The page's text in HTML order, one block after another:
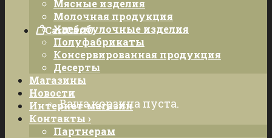
CartCart0
Ваша корзина пуста.
Мясные изделия
Молочная продукция
Хлебобулочные изделия
Полуфабрикаты
Консервированная продукция
Десерты
Магазины
Новости
Интернет-магазин
Контакты ›
Партнерам